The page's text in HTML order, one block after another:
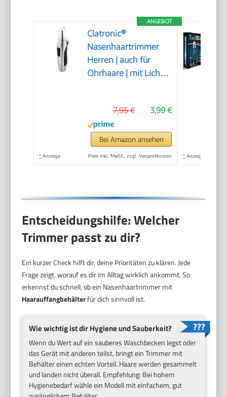
ANGEBOT
Clatronic®
Nasenhaartrimmer
Herren | auch für
Ohrhaare | mit Licht |
(abnehmbar) |
Nasenhaarentferner |
Nasenhaare
entfernen |
3,99 €
7,95 €
Bei Amazon ansehen
* Anzeige Preis inkl. MwSt., zzgl. Versandkosten * Anzeige
Entscheidungshilfe: Welcher
Trimmer passt zu dir?
Ein kurzer Check hilft dir, deine Prioritäten zu klären. Jede
Frage zeigt, worauf es dir im Alltag wirklich ankommt. So
erkennst du schnell, ob ein Nasenhaartrimmer mit
Haarauffangbehälterfür dich sinnvoll ist.
Wie wichtig ist dir Hygiene und Sauberkeit?
Wenn du Wert auf ein sauberes Waschbecken legst oder
das Gerät mit anderen teilst, bringt ein Trimmer mit
Behälter einen echten Vorteil. Haare werden gesammelt
und landen nicht überall. Empfehlung: Bei hohem
Hygienebedarf wähle ein Modell mit einfachem, gut